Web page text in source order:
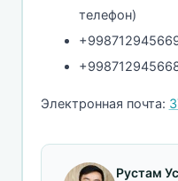
телефон)
Электронная почта:
Рустам